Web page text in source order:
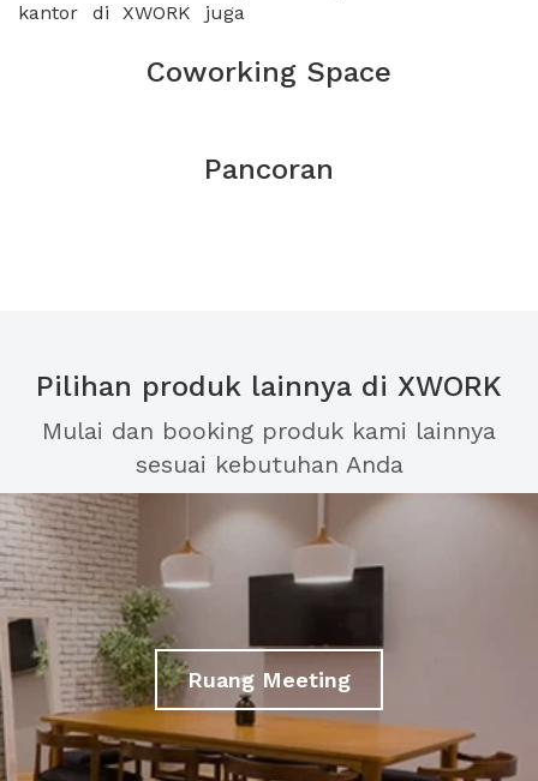
kantor di XWORK juga
Coworking Space
Pancoran
Pilihan produk lainnya di XWORK
Mulai dan booking produk kami lainnya
sesuai kebutuhan Anda
Ruang Meeting